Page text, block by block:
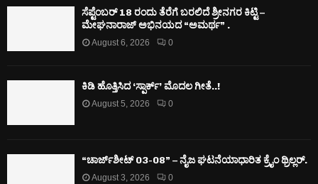
ಸೆಪ್ಟೆಂಬರ್ 18 ರಂದು ತೆರೆಗೆ ಬರಲಿದೆ ಶ್ರೀನಗರ ಕಿಟ್ಟಿ –
ಮೇಘನಾರಾಜ್ ಅಭಿನಯದ “ಅಮರ್ಥ” .
August 6, 2026 0
ಕಿಡಿ‌‌ ಹೊತ್ತಿಸಿದ ‘ಸ್ಪಾರ್ಕ್’ ಮೊದಲ‌ ಗೀತೆ..!
August 5, 2026 0
“ಚಾರ್ಜ್‌ಶೀಟ್ 03-08” – ನೈಜ ಘಟನೆಯಾಧಾರಿತ ಕ್ರೈಂ ಥ್ರಿಲ್ಲರ್.
August 3, 2026 0